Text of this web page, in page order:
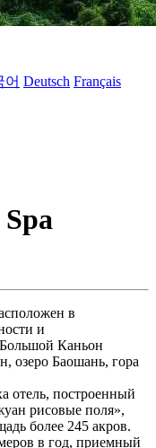
어 Deutsch Français
в
и
Большой Каньон
озеро Баошань, гора
отель, построенный
рисовые поля»,
более 245 акров.
в год, приемный